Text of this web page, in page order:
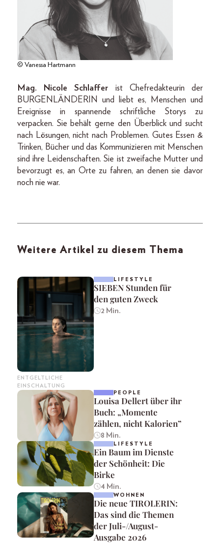
© Vanessa Hartmann
Mag. Nicole Schlaffer ist Chefredakteurin der
BURGENLÄNDERIN und liebt es, Menschen und
Ereignisse in spannende schriftliche Storys zu
verpacken. Sie behält gerne den Überblick und sucht
nach Lösungen, nicht nach Problemen. Gutes Essen &
Trinken, Bücher und das Kommunizieren mit Menschen
sind ihre Leidenschaften. Sie ist zweifache Mutter und
bevorzugt es, an Orte zu fahren, an denen sie davor
noch nie war.
Weitere Artikel zu diesem Thema
ENTGELTLICHE
EINSCHALTUNG
LIFESTYLE
SIEBEN Stunden für
den guten Zweck
2 Min.
PEOPLE
Louisa Dellert über ihr
Buch: „Momente
zählen, nicht Kalorien”
8 Min.
LIFESTYLE
Ein Baum im Dienste
der Schönheit: Die
Birke
4 Min.
WOHNEN
Die neue TIROLERIN:
Das sind die Themen
der Juli-/August-
Ausgabe 2026